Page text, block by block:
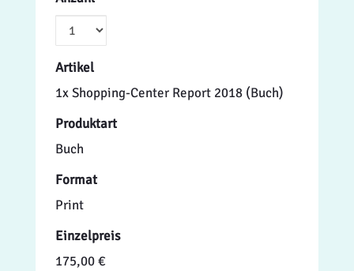
Artikel
1x Shopping-Center Report 2018 (Buch)
Produktart
Buch
Format
Print
Einzelpreis
175,00 €